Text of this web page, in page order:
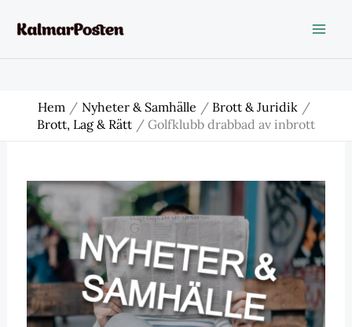
Hem Nyheter & Samhälle
Brott & Juridik
Brott, Lag & Rätt
Golfklubb drabbad av inbrott